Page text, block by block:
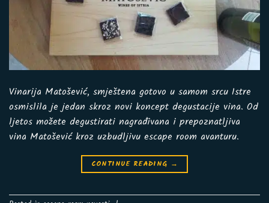
Vinarija Matošević, smještena gotovo u samom srcu Istre
osmislila je jedan skroz novi koncept degustacije vina. Od
ljetos možete degustirati nagrađivana i prepoznatljiva
vina Matošević kroz uzbudljivu escape room avanturu.
CONTINUE READING →